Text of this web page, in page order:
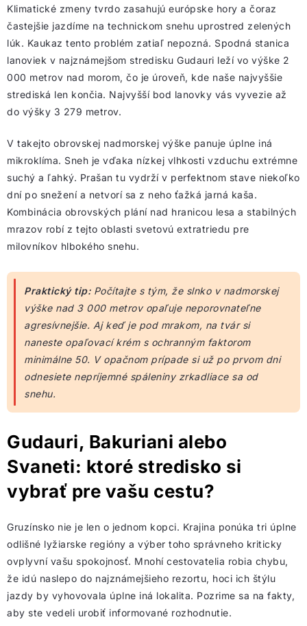
Klimatické zmeny tvrdo zasahujú európske hory a čoraz
častejšie jazdíme na technickom snehu uprostred zelených
lúk. Kaukaz tento problém zatiaľ nepozná. Spodná stanica
lanoviek v najznámejšom stredisku Gudauri leží vo výške 2
000 metrov nad morom, čo je úroveň, kde naše najvyššie
strediská len končia. Najvyšší bod lanovky vás vyvezie až
do výšky 3 279 metrov.
V takejto obrovskej nadmorskej výške panuje úplne iná
mikroklíma. Sneh je vďaka nízkej vlhkosti vzduchu extrémne
suchý a ľahký. Prašan tu vydrží v perfektnom stave niekoľko
dní po snežení a netvorí sa z neho ťažká jarná kaša.
Kombinácia obrovských plání nad hranicou lesa a stabilných
mrazov robí z tejto oblasti svetovú extratriedu pre
milovníkov hlbokého snehu.
Praktický tip:Počítajte s tým, že slnko v nadmorskej
výške nad 3 000 metrov opaľuje neporovnateľne
agresívnejšie. Aj keď je pod mrakom, na tvár si
naneste opaľovací krém s ochranným faktorom
minimálne 50. V opačnom prípade si už po prvom dni
odnesiete nepríjemné spáleniny zrkadliace sa od
snehu.
Gudauri, Bakuriani alebo
Svaneti: ktoré stredisko si
vybrať pre vašu cestu?
Gruzínsko nie je len o jednom kopci. Krajina ponúka tri úplne
odlišné lyžiarske regióny a výber toho správneho kriticky
ovplyvní vašu spokojnosť. Mnohí cestovatelia robia chybu,
že idú naslepo do najznámejšieho rezortu, hoci ich štýlu
jazdy by vyhovovala úplne iná lokalita. Pozrime sa na fakty,
aby ste vedeli urobiť informované rozhodnutie.